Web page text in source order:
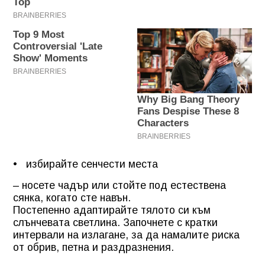
• избирайте сенчести места
– носете чадър или стойте под естествена
сянка, когато сте навън.
Постепенно адаптирайте тялото си към
слънчевата светлина. Започнете с кратки
интервали на излагане, за да намалите риска
от обрив, петна и раздразнения.